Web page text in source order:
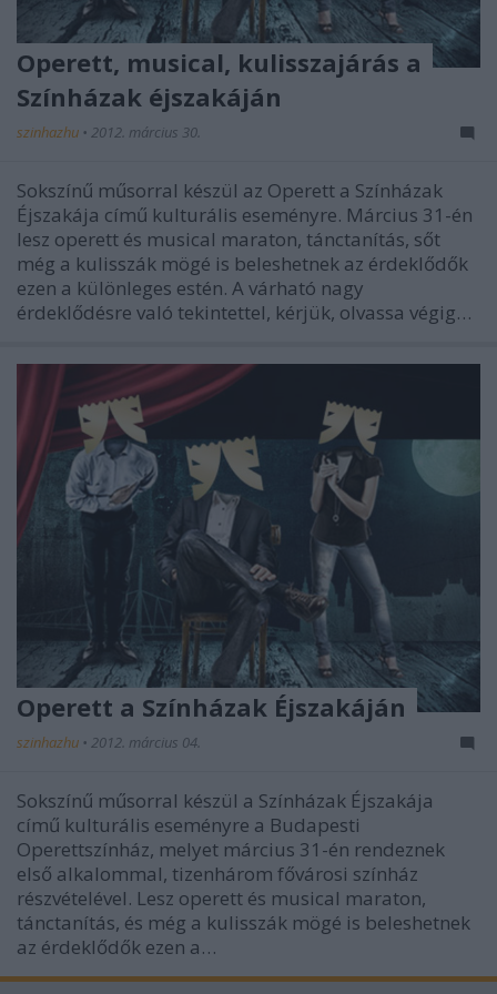
Operett, musical, kulisszajárás a
Színházak éjszakáján
szinhazhu • 2012. március 30.
Sokszínű műsorral készül az Operett a Színházak
Éjszakája című kulturális eseményre. Március 31-én
lesz operett és musical maraton, tánctanítás, sőt
még a kulisszák mögé is beleshetnek az érdeklődők
ezen a különleges estén. A várható nagy
érdeklődésre való tekintettel, kérjük, olvassa végig…
Operett a Színházak Éjszakáján
szinhazhu • 2012. március 04.
Sokszínű műsorral készül a Színházak Éjszakája
című kulturális eseményre a Budapesti
Operettszínház, melyet március 31-én rendeznek
első alkalommal, tizenhárom fővárosi színház
részvételével. Lesz operett és musical maraton,
tánctanítás, és még a kulisszák mögé is beleshetnek
az érdeklődők ezen a…